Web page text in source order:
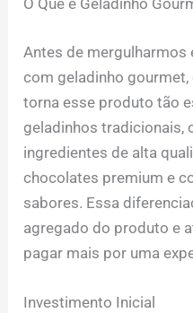
O Que é Geladinho
Antes de mergulharmos
com geladinho gourmet,
torna esse produto tão
geladinhos tradicionais,
ingredientes de alta
chocolates premium e
sabores. Essa
agregado do produto e
pagar mais por uma
Investimento Inicial